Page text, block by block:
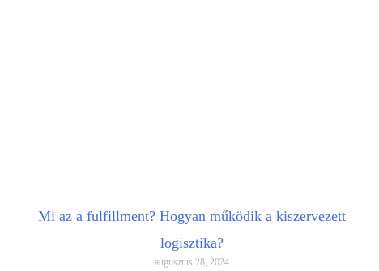
Mi az a fulfillment? Hogyan működik a kiszervezett
logisztika?
augusztus 28, 2024